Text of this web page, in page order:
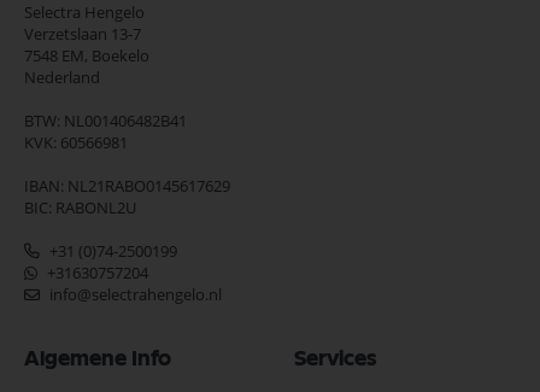
Selectra Hengelo
Verzetslaan 13-7
7548 EM, Boekelo
Nederland
BTW: NL001406482B41
KVK: 60566981
IBAN: NL21RABO0145617629
BIC: RABONL2U
+31 (0)74-2500199
+31630757204
info@selectrahengelo.nl
Algemene Info Services